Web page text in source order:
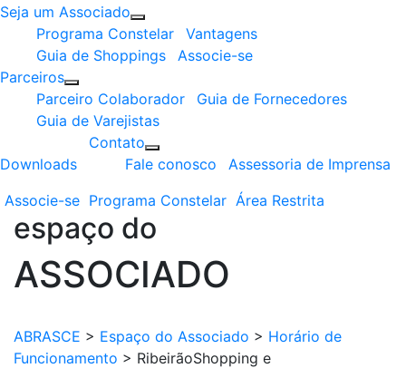
Seja um Associado
Programa Constelar
Vantagens
Guia de Shoppings
Associe-se
Parceiros
Parceiro Colaborador
Guia de Fornecedores
Guia de Varejistas
Downloads
Contato
Fale conosco
Assessoria de Imprensa
Associe-se Programa Constelar Área Restrita
espaço do
ASSOCIADO
ABRASCE > Espaço do Associado > Horário de
Funcionamento > RibeirãoShopping e